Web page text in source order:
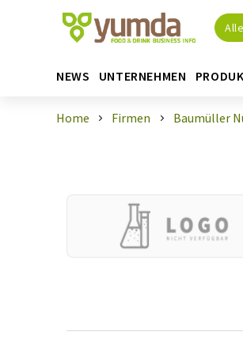
Alle
NEWS UNTERNEHMEN
Home Firmen Baumüller